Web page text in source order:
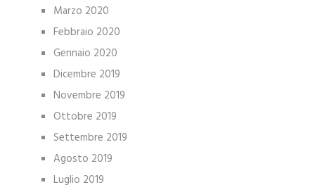
Marzo 2020
Febbraio 2020
Gennaio 2020
Dicembre 2019
Novembre 2019
Ottobre 2019
Settembre 2019
Agosto 2019
Luglio 2019